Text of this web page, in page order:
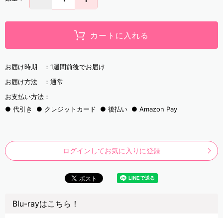
カートに入れる
お届け時期 ： 1週間前後でお届け
お届け方法 ： 通常
お支払い方法：
代引き
クレジットカード 後払い Amazon Pay
ログインしてお気に入りに登録
Blu-rayはこちら！